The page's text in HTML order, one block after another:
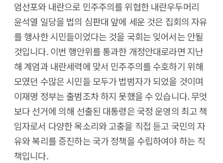
엄선포와 내란으로 민주주의를 위협한 내란우두머리
윤석열 일당을 법의 심판대 앞에 세운 것은 집회의 자유
를 행사한 시민들이었다는 것을 국회는 잊어서는 안될
것입니다. 이번 행안위를 통과한 개정안대로라면 지난
해 계엄과 내란세력에 맞서 민주주의를 수호하기 위해
모였던 수많은 시민들 모두가 법범자가 되었을 것이며
이재명 정부는 출범조차 하지 못했을 수 있습니다. 무엇
보다 선거에 의해 선출된 대통령은 국정 운영의 최고 책
임자로서 다양한 목소리와 고충을 직접 듣고 국민의 자
유와 복리를 증진하는 국가 정책을 수립하여야 하는 직
책입니다.